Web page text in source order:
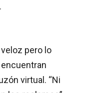
pero lo
virtual. “Ni